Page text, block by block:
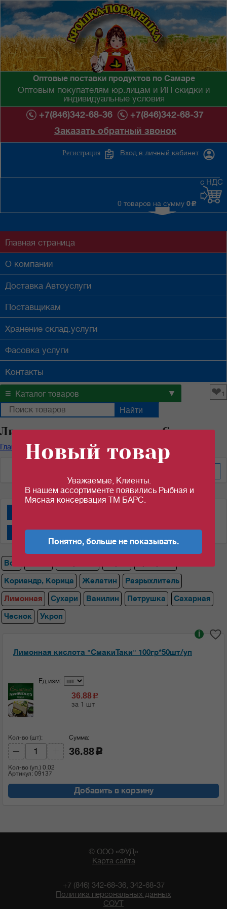
Оптовые поставки продуктов по Самаре
Оптовым покупателям юр.лицам и ИП скидки и
индивидуальные условия
+7(846)342-68-36
+7(846)342-68-37
Заказать обратный звонок
Вход в личный кабинет
Регистрация
0 товаров на сумму 0 c
с НДС
Главная страница
О компании
Доставка Автоуслуги
Поставщикам
Хранение склад.услуги
Фасовка услуги
Контакты
≡ Каталог товаров ▼ ❤1
Лимонная кислота оптом в Самаре
Главная / Каталог продуктов Специи/ Лимонная кислота
Специи "Спецаромат"
Все
Кориандр, Корица
Желатин
Разрыхлитель
Лимонная
Сухари Ванилин Петрушка
Сахарная
Чеснок
Укроп
Лимонная кислота "СмакиТаки" 100гр*50шт/уп
i
Ед.изм:
36.88c
за 1 шт
Кол-во (шт):
Кол-во (уп.) 0.02
Артикул: 09137
Сумма:
36.88 c
Добавить в корзину
© ООО «ФУД»
Карта сайта
+7 (846) 342-68-36, 342-68-37
Политика персональных данных
СОУТ
Новый товар
Уважаемые, Клиенты.
В нашем ассортименте появились Рыбная и
Мясная консервация ТМ БАРС.
Понятно, больше не показывать.